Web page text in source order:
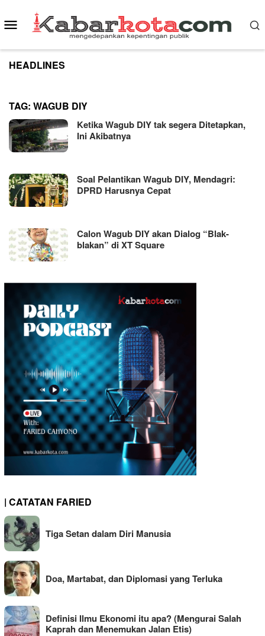
to
content
Mobile
Menu
HEADLINES
TAG: WAGUB DIY
Ketika Wagub DIY tak segera Ditetapkan,
Ini Akibatnya
Soal Pelantikan Wagub DIY, Mendagri:
DPRD Harusnya Cepat
Calon Wagub DIY akan Dialog “Blak-
blakan” di XT Square
| CATATAN FARIED
Tiga Setan dalam Diri Manusia
Doa, Martabat, dan Diplomasi yang Terluka
Definisi Ilmu Ekonomi itu apa? (Mengurai Salah
Kaprah dan Menemukan Jalan Etis)